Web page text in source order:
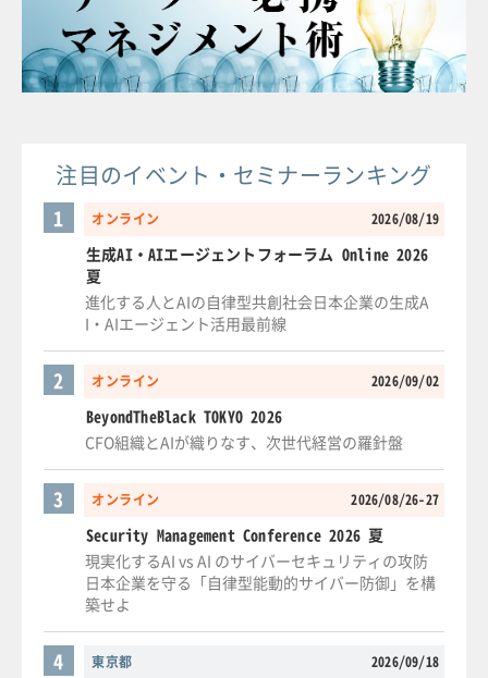
注目のイベント・セミナーランキング
オンライン 2026/08/19
1
生成AI・AIエージェントフォーラム Online 2026
夏
進化する人とAIの自律型共創社会日本企業の生成A
I・AIエージェント活用最前線
オンライン 2026/09/02
2
BeyondTheBlack TOKYO 2026
CFO組織とAIが織りなす、次世代経営の羅針盤
オンライン 2026/08/26-27
3
Security Management Conference 2026 夏
現実化するAI vs AI のサイバーセキュリティの攻防
日本企業を守る「自律型能動的サイバー防御」を構
築せよ
東京都 2026/09/18
4